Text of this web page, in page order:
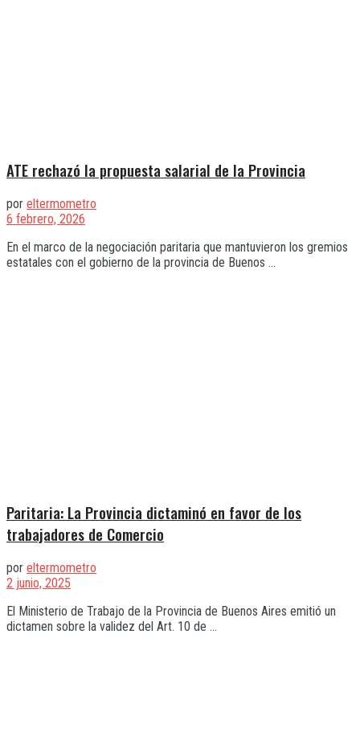
ATE rechazó la propuesta salarial de la Provincia
por eltermometro
6 febrero, 2026
En el marco de la negociación paritaria que mantuvieron los gremios
estatales con el gobierno de la provincia de Buenos ...
Paritaria: La Provincia dictaminó en favor de los
trabajadores de Comercio
por eltermometro
2 junio, 2025
El Ministerio de Trabajo de la Provincia de Buenos Aires emitió un
dictamen sobre la validez del Art. 10 de ...